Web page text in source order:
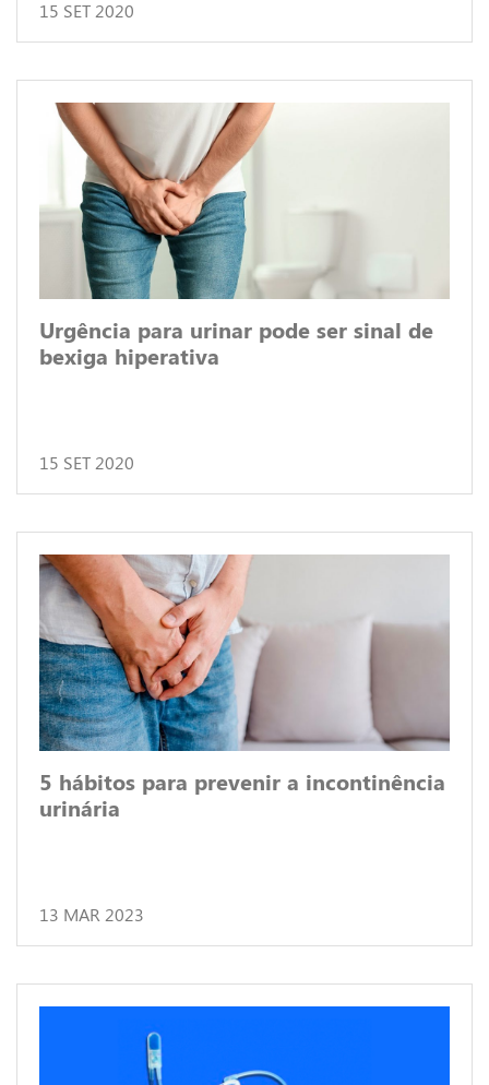
15 SET 2020
Urgência para urinar pode ser sinal de
bexiga hiperativa
15 SET 2020
5 hábitos para prevenir a incontinência
urinária
13 MAR 2023